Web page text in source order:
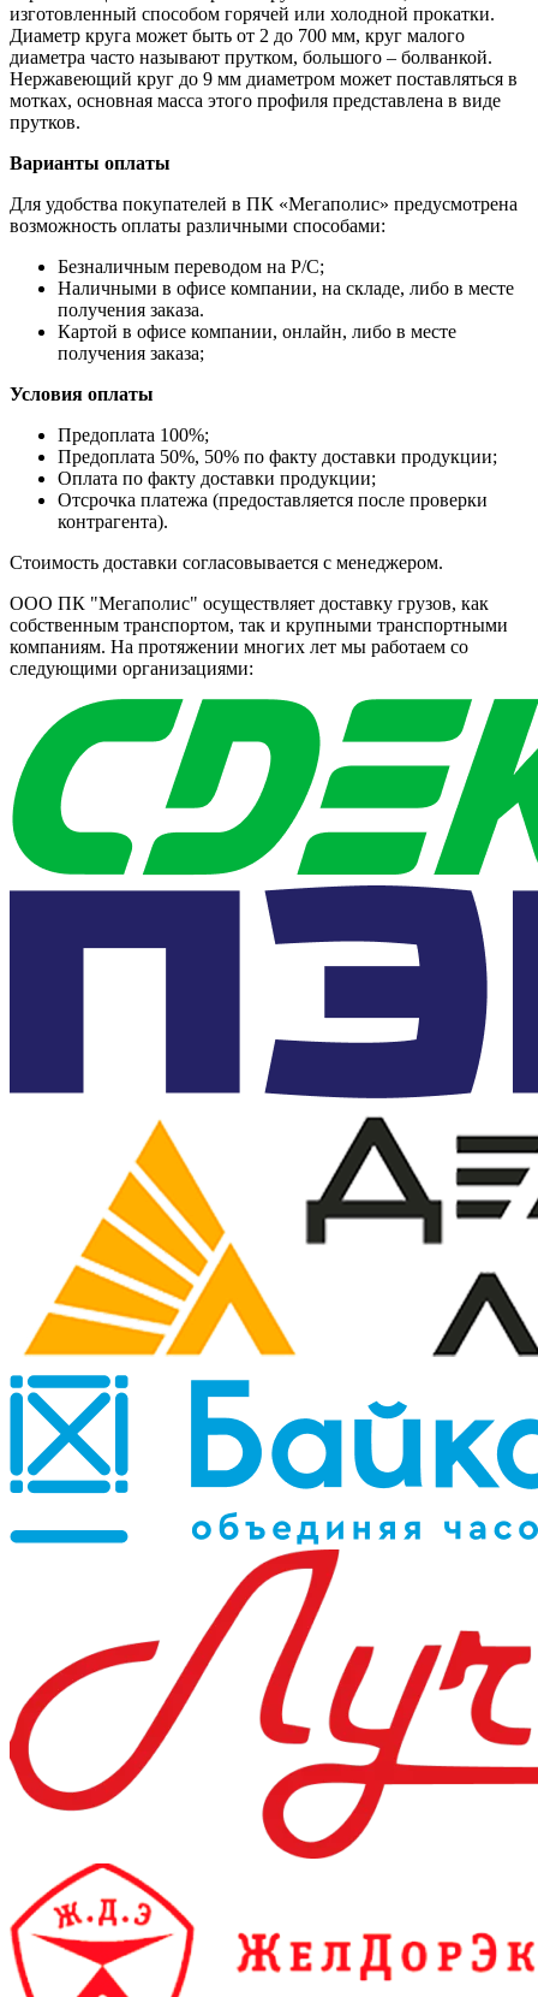
изготовленный способом горячей или холодной прокатки.
Диаметр круга может быть от 2 до 700 мм, круг малого
диаметра часто называют прутком, большого – болванкой.
Нержавеющий круг до 9 мм диаметром может поставляться в
мотках, основная масса этого профиля представлена в виде
прутков.
Варианты оплаты
Для удобства покупателей в ПК «Мегаполис» предусмотрена
возможность оплаты различными способами:
Безналичным переводом на Р/С;
Наличными в офисе компании, на складе, либо в месте
получения заказа.
Картой в офисе компании, онлайн, либо в месте
получения заказа;
Условия оплаты
Предоплата 100%;
Предоплата 50%, 50% по факту доставки продукции;
Оплата по факту доставки продукции;
Отсрочка платежа (предоставляется после проверки
контрагента).
Стоимость доставки согласовывается с менеджером.
ООО ПК "Мегаполис" осуществляет доставку грузов, как
собственным транспортом, так и крупными транспортными
компаниям. На протяжении многих лет мы работаем со
следующими организациями: